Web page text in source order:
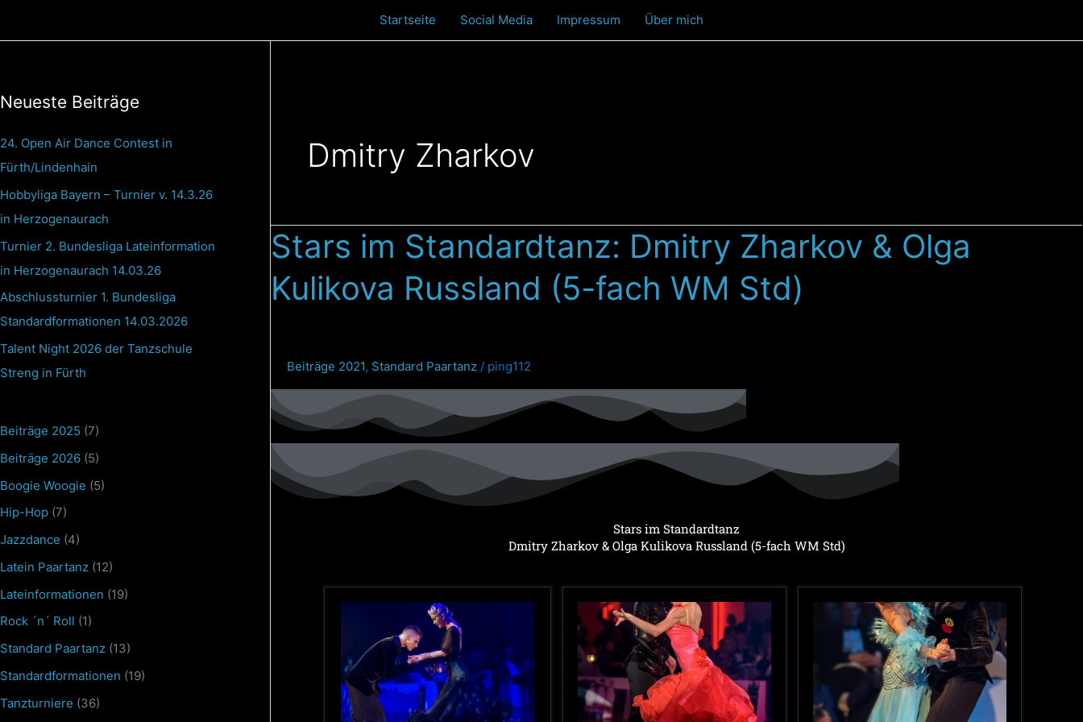
Startseite Social Media Impressum Über mich
Neueste Beiträge
24. Open Air Dance Contest in
Fürth/Lindenhain
Hobbyliga Bayern – Turnier v. 14.3.26
in Herzogenaurach
Turnier 2. Bundesliga Lateinformation
in Herzogenaurach 14.03.26
Abschlussturnier 1. Bundesliga
Standardformationen 14.03.2026
Talent Night 2026 der Tanzschule
Streng in Fürth
Beiträge 2025 (7)
Beiträge 2026 (5)
Boogie Woogie (5)
Hip-Hop (7)
Jazzdance (4)
Latein Paartanz (12)
Lateinformationen (19)
Rock ´n´ Roll (1)
Standard Paartanz (13)
Standardformationen (19)
Tanzturniere (36)
Dmitry Zharkov
Stars im Standardtanz: Dmitry Zharkov & Olga
Kulikova Russland (5-fach WM Std)
Beiträge 2021, Standard Paartanz / ping112
Stars im Standardtanz
Dmitry Zharkov & Olga Kulikova Russland (5-fach WM Std)
Stars
im
Standardtanz:
Dmitry
Olga
Kulikova
Russland
(5-
WM
Std)